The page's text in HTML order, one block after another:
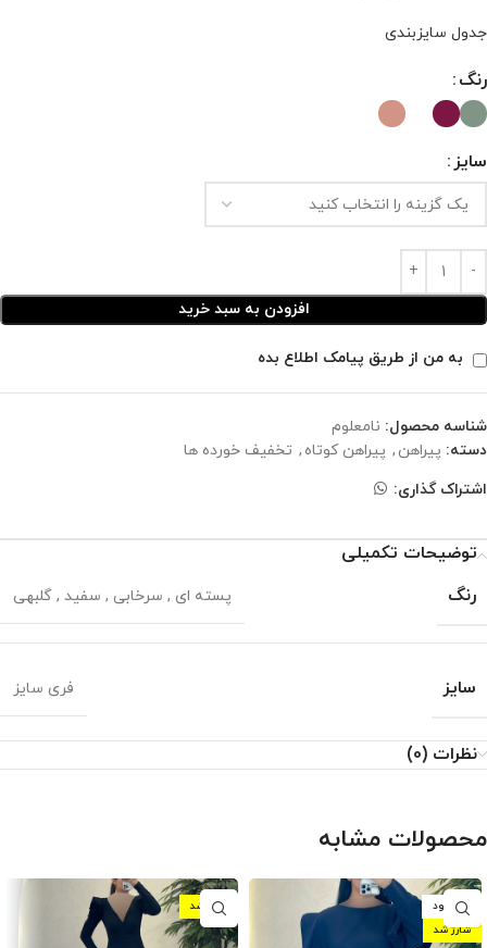
جدول سایزبندی
رنگ
سایز
افزودن به سبد خرید
به من از طریق پیامک اطلاع بده
شناسه محصول: نامعلوم
دسته: پیراهن , پیراهن کوتاه , تخفیف خورده ها
اشتراک گذاری:
توضیحات تکمیلی
رنگ
پسته ای , سرخابی , سفید , گلبهی
سایز فری سایز
نظرات (0)
محصولات مشابه
ناموجود
شارژ شد
شارژ شد